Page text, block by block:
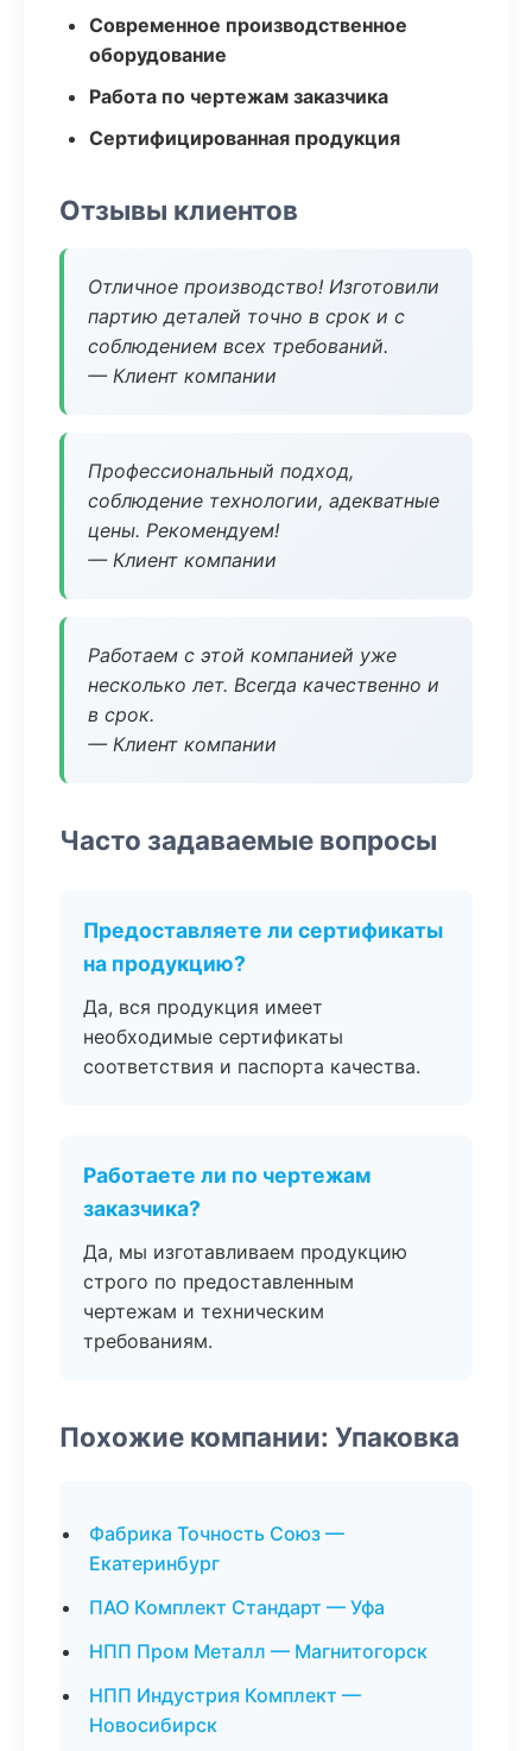
Современное производственное
оборудование
Работа по чертежам заказчика
Сертифицированная продукция
Отзывы клиентов
Отличное производство! Изготовили
партию деталей точно в срок и с
соблюдением всех требований.
— Клиент компании
Профессиональный подход,
соблюдение технологии, адекватные
цены. Рекомендуем!
— Клиент компании
Работаем с этой компанией уже
несколько лет. Всегда качественно и
в срок.
— Клиент компании
Часто задаваемые вопросы
Предоставляете ли сертификаты
на продукцию?
Да, вся продукция имеет
необходимые сертификаты
соответствия и паспорта качества.
Работаете ли по чертежам
заказчика?
Да, мы изготавливаем продукцию
строго по предоставленным
чертежам и техническим
требованиям.
Похожие компании: Упаковка
Фабрика Точность Союз —
Екатеринбург
ПАО Комплект Стандарт — Уфа
НПП Пром Металл — Магнитогорск
НПП Индустрия Комплект —
Новосибирск